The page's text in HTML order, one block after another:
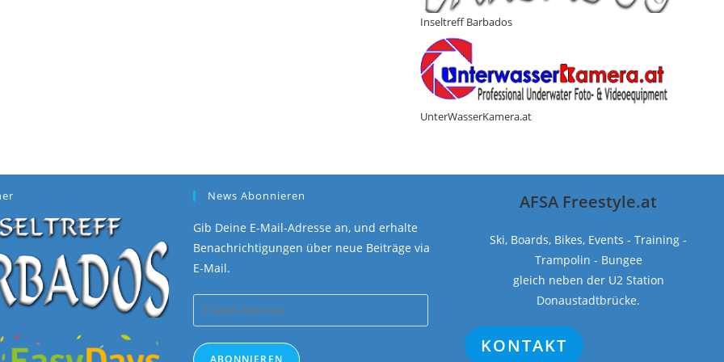
Inseltreff Barbados
UnterWasserKamera.at
News Abonnieren
Gib Deine E-Mail-Adresse an, und erhalte
Benachrichtigungen über neue Beiträge via
E-Mail.
Mail-
Adresse
ABONNIEREN
AFSA Freestyle.at
Ski, Boards, Bikes, Events - Training -
Trampolin - Bungee
gleich neben der U2 Station
Donaustadtbrücke.
KONTAKT